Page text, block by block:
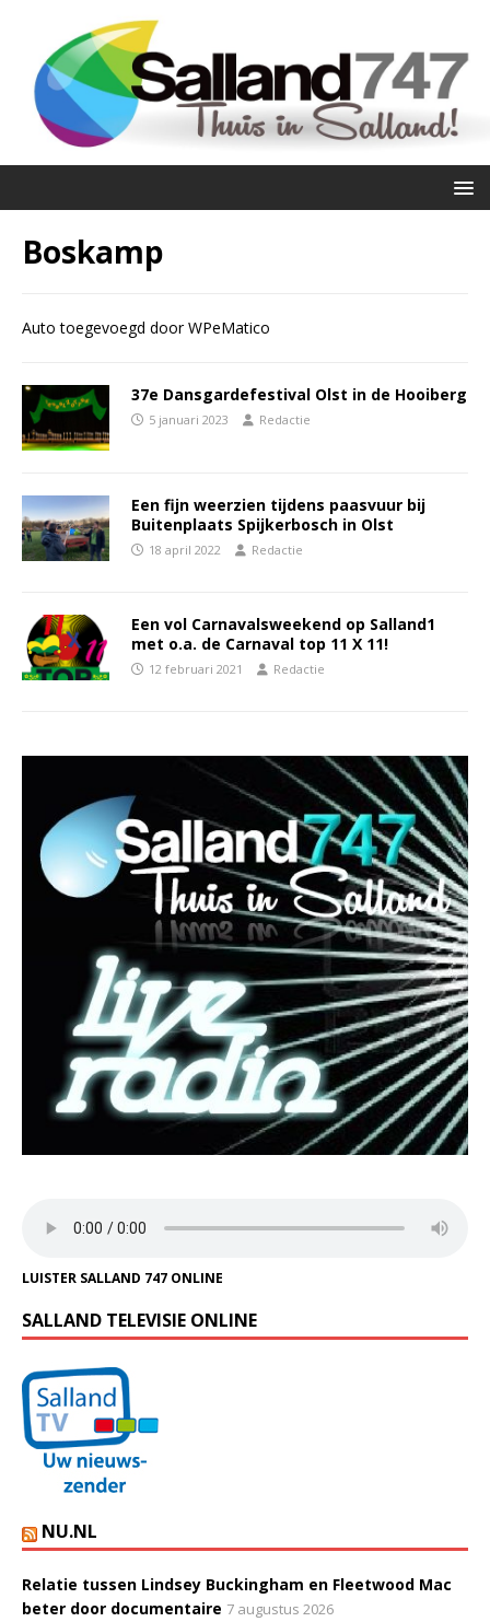
Boskamp
Auto toegevoegd door WPeMatico
37e Dansgardefestival Olst in de Hooiberg
5 januari 2023 Redactie
Een fijn weerzien tijdens paasvuur bij
Buitenplaats Spijkerbosch in Olst
18 april 2022 Redactie
Een vol Carnavalsweekend op Salland1
met o.a. de Carnaval top 11 X 11!
12 februari 2021 Redactie
LUISTER SALLAND 747 ONLINE
SALLAND TELEVISIE ONLINE
NU.NL
Relatie tussen Lindsey Buckingham en Fleetwood Mac
beter door documentaire 7 augustus 2026